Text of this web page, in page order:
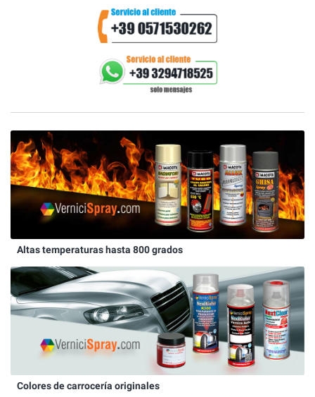
Altas temperaturas hasta 800 grados
Colores de carrocería originales